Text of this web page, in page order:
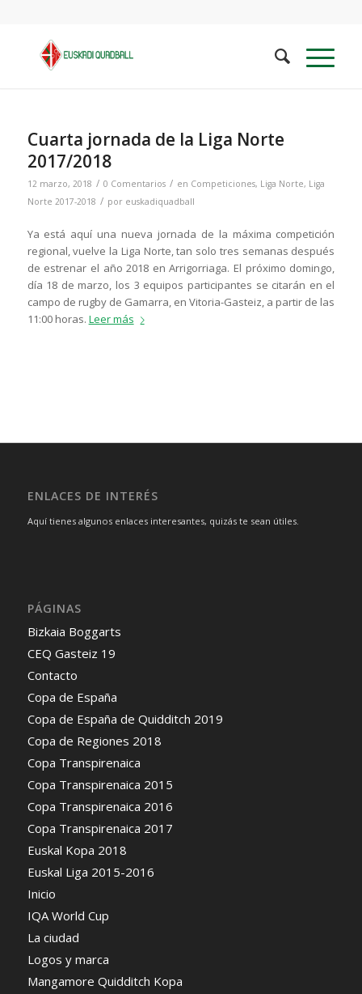
Cuarta jornada de la Liga Norte
2017/2018
12 marzo, 2018 / 0 Comentarios / en Competiciones, Liga Norte, Liga
Norte 2017-2018 / por euskadiquadball
Ya está aquí una nueva jornada de la máxima competición
regional, vuelve la Liga Norte, tan solo tres semanas después
de estrenar el año 2018 en Arrigorriaga. El próximo domingo,
día 18 de marzo, los 3 equipos participantes se citarán en el
campo de rugby de Gamarra, en Vitoria-Gasteiz, a partir de las
11:00 horas. Leer más
ENLACES DE INTERÉS
Aquí tienes algunos enlaces interesantes, quizás te sean útiles.
PÁGINAS
Bizkaia Boggarts
CEQ Gasteiz 19
Contacto
Copa de España
Copa de España de Quidditch 2019
Copa de Regiones 2018
Copa Transpirenaica
Copa Transpirenaica 2015
Copa Transpirenaica 2016
Copa Transpirenaica 2017
Euskal Kopa 2018
Euskal Liga 2015-2016
Inicio
IQA World Cup
La ciudad
Logos y marca
Mangamore Quidditch Kopa